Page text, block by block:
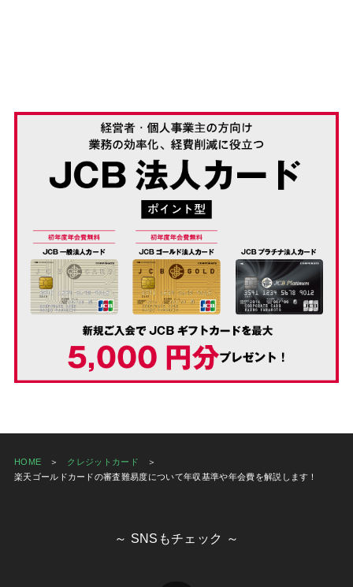
HOME
クレジットカード
楽天ゴールドカードの審査難易度について年収基準や年会費を解説します！
～ SNSもチェック ～